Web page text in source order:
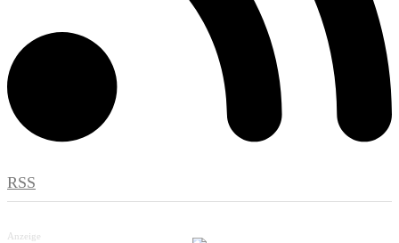
RSS
Anzeige